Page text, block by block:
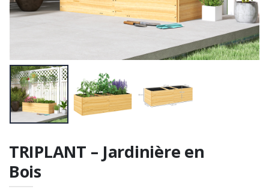
TRIPLANT – Jardinière en
Bois